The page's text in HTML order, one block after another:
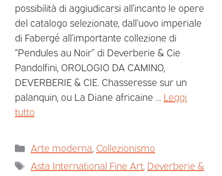
possibilità di aggiudicarsi all’incanto le opere
del catalogo selezionate, dall’uovo imperiale
di Fabergé all’importante collezione di
“Pendules au Noir” di Deverberie & Cie
Pandolfini, OROLOGIO DA CAMINO,
DEVERBERIE & CIE. Chasseresse sur un
palanquin, ou La Diane africaine … Leggi
tutto
Arte moderna, Collezionismo
Asta International Fine Art, Deverberie &